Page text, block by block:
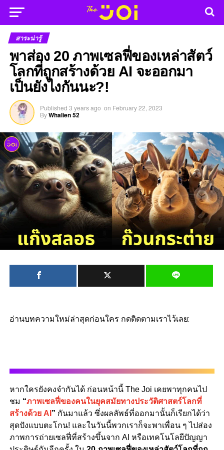
สาระน่ารู้
พาส่อง 20 ภาพเซลฟี่ของเหล่าสัตว์
โลกที่ถูกสร้างด้วย AI จะออกมา
เป็นยังไงกันนะ?!
Published 3 years ago on February 22, 2023
ByWhalien 52
อ่านบทความใหม่ล่าสุดก่อนใคร กดติดตามเราไว้เลย:
หากใครยังคงจำกันได้ ก่อนหน้านี้ The Joi เคยพาทุกคนไป
ชม “ภาพเซลฟี่ของคนในยุคสมัยทางประวัติศาสตร์โลกที่
สร้างด้วย AI ” กันมาแล้ว ซึ่งผลลัพธ์ที่ออกมานั้นก็เรียกได้ว่า
สุดปังแบบตะโกน! และในวันนี้พวกเราก็จะพาเพื่อน ๆ ไปส่อง
ภาพการถ่ายเซลฟี่ที่สร้างขึ้นจาก AI หรือเทคโนโลยีปัญญา